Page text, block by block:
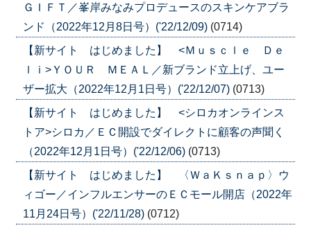
ＧＩＦＴ／峯岸みなみプロデュースのスキンケアブラ
ンド（2022年12月8日号）('22/12/09) (0714)
【新サイト はじめました】 <Ｍｕｓｃｌｅ Ｄｅ
ｌｉ>ＹＯＵＲ ＭＥＡＬ／新ブランド立上げ、ユー
ザー拡大（2022年12月1日号）('22/12/07) (0713)
【新サイト はじめました】 <シロカオンラインス
トア>シロカ／ＥＣ開設でダイレクトに顧客の声聞く
（2022年12月1日号）('22/12/06) (0713)
【新サイト はじめました】 〈ＷａＫｓｎａｐ〉ウ
ィゴー／インフルエンサーのＥＣモール開店（2022年
11月24日号）('22/11/28) (0712)